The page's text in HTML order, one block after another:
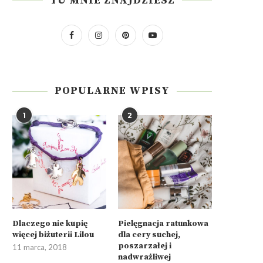
POPULARNE WPISY
1
Dlaczego nie kupię
więcej biżuterii Lilou
11 marca, 2018
2
Pielęgnacja ratunkowa
dla cery suchej,
poszarzałej i
nadwrażliwej